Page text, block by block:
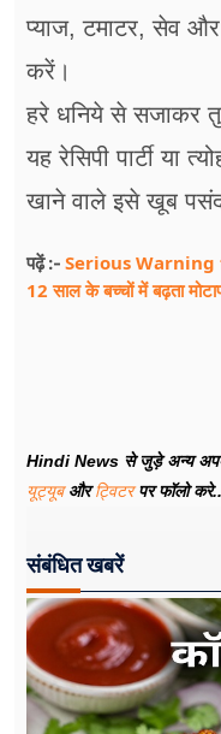
प्याज, टमाटर, सेव और
करें।
हरे धनिये से सजाकर
यह रेसिपी पार्टी या
खाने वाले इसे खूब
पढ़ें :- Serious Warning
12 साल के बच्चों में बढ़ता
Hindi News से जुड़े अन्य
यूट्यूबऔरट्विटरपर फॉलो
संबंधित खबरें